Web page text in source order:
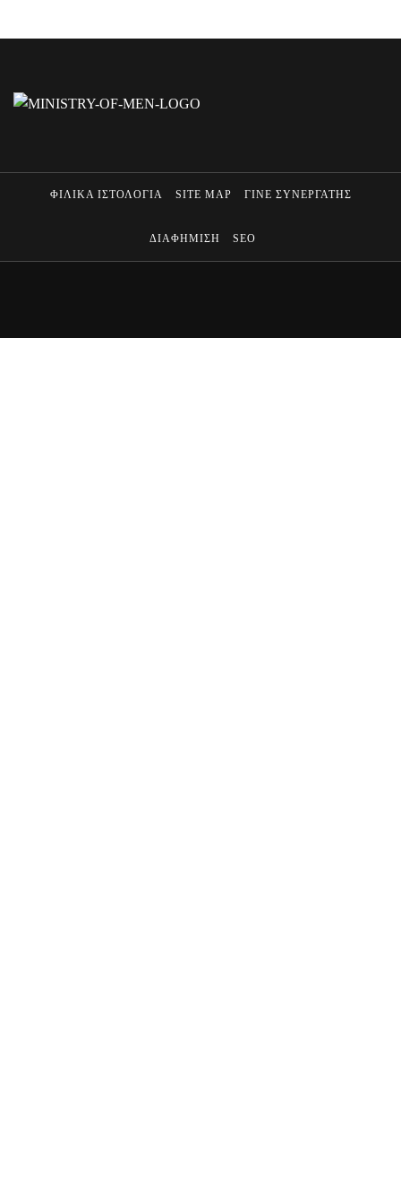
ΦΙΛΙΚΑ ΙΣΤΟΛΟΓΙΑ SITE MAP ΓΙΝΕ ΣΥΝΕΡΓΑΤΗΣ
ΔΙΑΦΗΜΙΣΗ SEO